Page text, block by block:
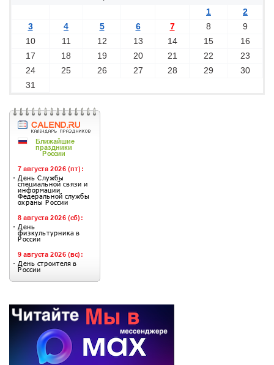
1
2
3
4 5 6 7 8
9
10
11 12 13 14 15
16
17
18 19 20 21 22
23
24
25 26 27 28 29
30
31